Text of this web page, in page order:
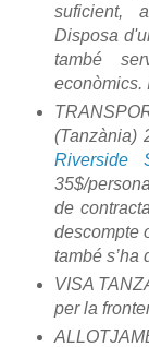
suficient,
Disposa
també
econòmics.
(Tanzània)
Riverside
35$/
de
descompte
també s’ha
VISA
per la